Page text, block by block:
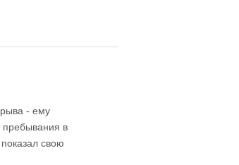
- ему
пребывания в
свою